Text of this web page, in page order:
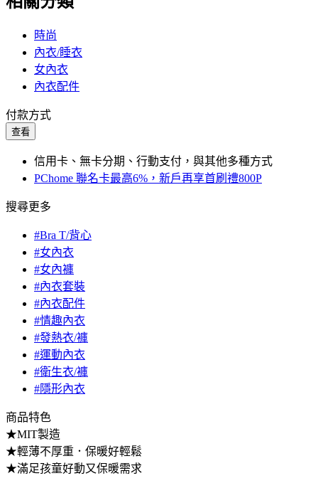
時尚
內衣/睡衣
女內衣
內衣配件
付款方式
查看
信用卡、無卡分期、行動支付，與其他多種方式
PChome 聯名卡最高6%，新戶再享首刷禮800P
搜尋更多
#Bra T/背心
#女內衣
#女內褲
#內衣套裝
#內衣配件
#情趣內衣
#發熱衣/褲
#運動內衣
#衛生衣/褲
#隱形內衣
商品特色
★MIT製造
★輕薄不厚重．保暖好輕鬆
★滿足孩童好動又保暖需求